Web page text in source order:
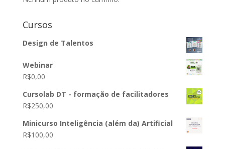
Cursos
Design de Talentos
Webinar
R$0,00
Cursolab DT - formação de facilitadores
R$250,00
Minicurso Inteligência (além da) Artificial
R$100,00